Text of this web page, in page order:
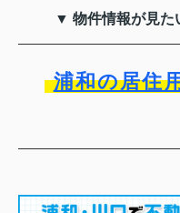
▼ 物件情報が見た
浦和の居住